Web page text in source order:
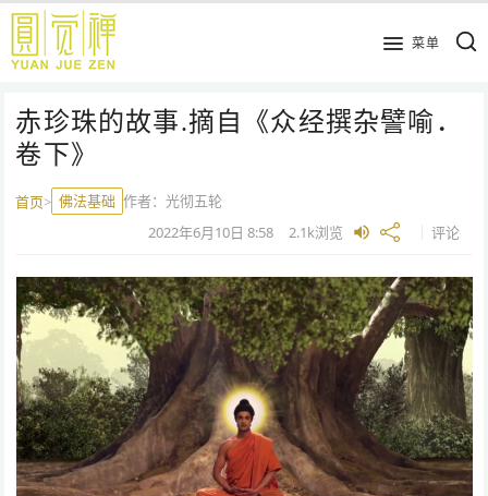
跳
主
菜单
赤珍珠的故事.摘自《众经撰杂譬喻．
卷下》
首页> 佛法基础 作者：光彻五轮
2022年6月10日 8:58 2.1k浏览 评论